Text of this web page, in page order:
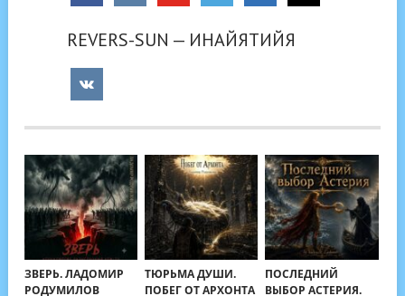
REVERS-SUN — ИНАЙЯТИЙЯ
ЗВЕРЬ. ЛАДОМИР
РОДУМИЛОВ
ТЮРЬМА ДУШИ.
ПОБЕГ ОТ АРХОНТА
ПОСЛЕДНИЙ
ВЫБОР АСТЕРИЯ.